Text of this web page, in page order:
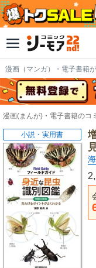
漫画（マンガ）・電子書籍
漫画(まんが)・電子書籍のコ
小説・実用書